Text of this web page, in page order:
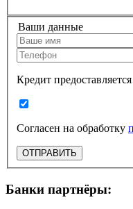
Ваши данные
Кредит
Согласен на обработку
ОТПРАВИТЬ
Банки партнёры: